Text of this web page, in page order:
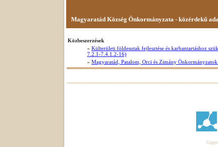
Magyaratád Község Önkormányzata - közérdekű
Közbeszerzések
» Külterületi földesutak fejlesztése és karbantartáshoz
7.2.1-7.4.1.2-16)
» Magyaratád, Patalom, Orci és Zimány